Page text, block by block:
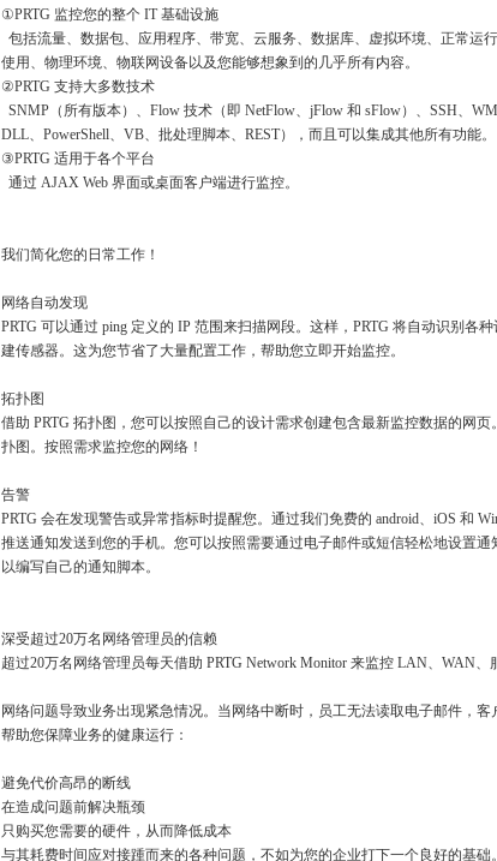
①PRTG 监控您的整个 IT 基础设施
包括流量、数据包、应用程序、带宽、云服务、数据库、虚拟环境、正常运
使用、物理环境、物联网设备以及您能够想象到的几乎所有内容。
②PRTG 支持大多数技术
SNMP（所有版本）、Flow 技术（即 NetFlow、jFlow 和 sFlow）、SSH、
DLL、PowerShell、VB、批处理脚本、REST），而且可以集成其他所有功能。
③PRTG 适用于各个平台
通过 AJAX Web 界面或桌面客户端进行监控。
我们简化您的日常工作！
网络自动发现
PRTG 可以通过 ping 定义的 IP 范围来扫描网段。这样，PRTG 将自动识别各
建传感器。这为您节省了大量配置工作，帮助您立即开始监控。
拓扑图
借助 PRTG 拓扑图，您可以按照自己的设计需求创建包含最新监控数据的网
扑图。按照需求监控您的网络！
告警
PRTG 会在发现警告或异常指标时提醒您。通过我们免费的 android、iOS 和
推送通知发送到您的手机。您可以按照需要通过电子邮件或短信轻松地设置
以编写自己的通知脚本。
深受超过20万名网络管理员的信赖
超过20万名网络管理员每天借助 PRTG Network Monitor 来监控 LAN、WAN
网络问题导致业务出现紧急情况。当网络中断时，员工无法读取电子邮件，
帮助您保障业务的健康运行：
避免代价高昂的断线
在造成问题前解决瓶颈
只购买您需要的硬件，从而降低成本
与其耗费时间应对接踵而来的各种问题，不如为您的企业打下一个良好的基础